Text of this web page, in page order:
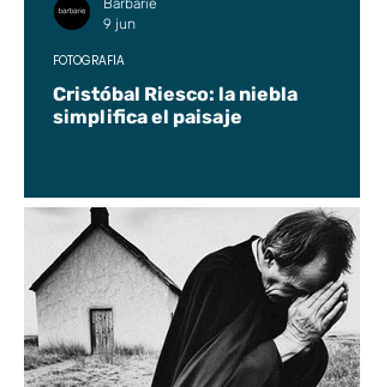
Cristóbal Riesco: la niebla
simplifica el paisaje
FOTOGRAFÍA
Barbarie
9 jun